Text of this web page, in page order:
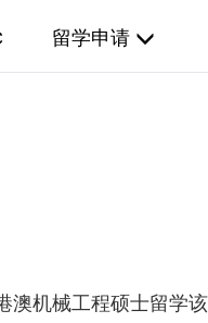
留学申请
澳机械工程硕士留学